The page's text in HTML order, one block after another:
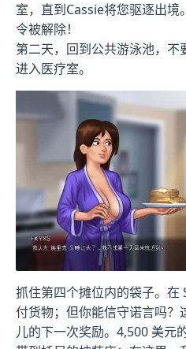
室，直到Cassie将您驱逐出
令被解除！
第二天，回到公共游泳池，
进入医疗室。
抓住第四个摊位内的袋子。
付货物；但你能信守诺言吗？
儿的下一次奖励。4,500 美元